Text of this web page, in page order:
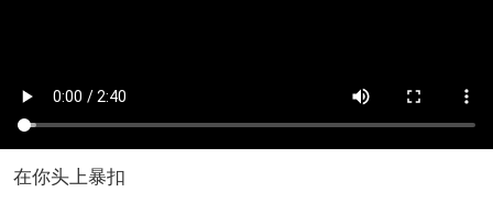
在你头上暴扣